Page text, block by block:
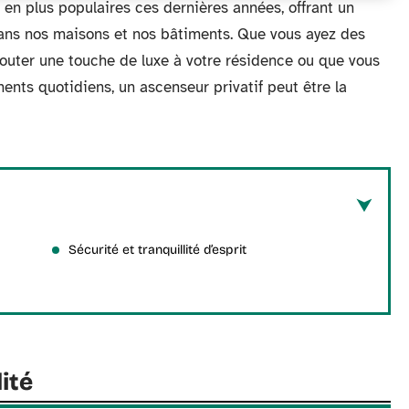
plus populaires ces dernières années, offrant un
nos maisons et nos bâtiments. Que vous ayez des
une touche de luxe à votre résidence ou que vous
quotidiens, un ascenseur privatif peut être la
Sécurité et tranquillité d’esprit